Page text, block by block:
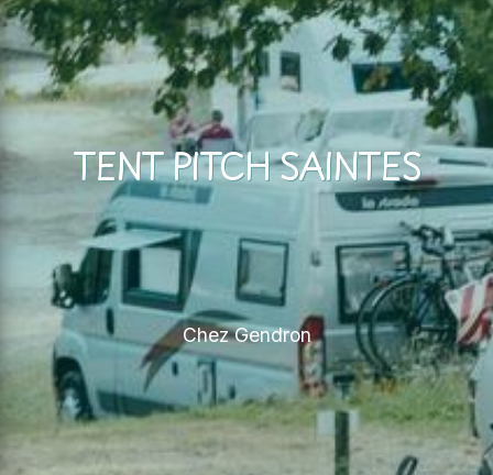
TENT PITCH SAINTES
Chez Gendron